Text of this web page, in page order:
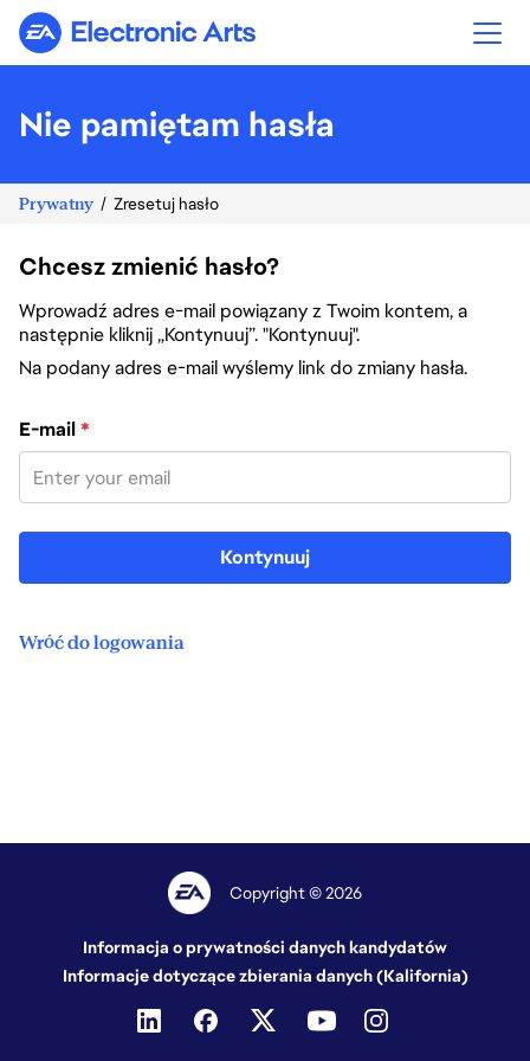
Electronic Arts
Nie pamiętam hasła
Prywatny Zresetuj hasło
Chcesz zmienić hasło?
Wprowadź adres e-mail powiązany z Twoim kontem, a
następnie kliknij „Kontynuuj”. "Kontynuuj".
Na podany adres e-mail wyślemy link do zmiany hasła.
Zresetuj hasło za pomocą adresu e-mail
E-mail*
Kontynuuj
Wróć do logowania
Copyright © 2026
Informacja o prywatności danych kandydatów
Informacje dotyczące zbierania danych (Kalifornia)